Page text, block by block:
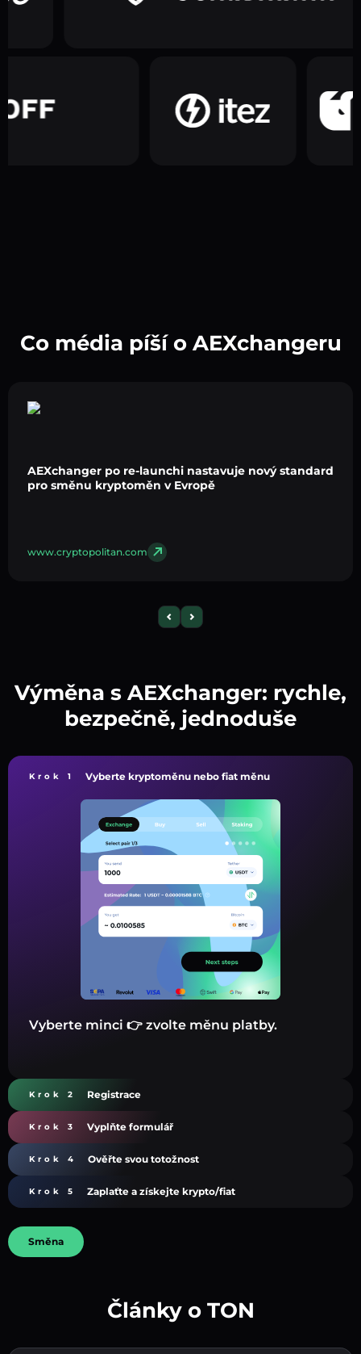
Co média píší o AEXchangeru
AEXchanger po re-launchi nastavuje nový standard
pro směnu kryptoměn v Evropě
www.cryptopolitan.com
Výměna s AEXchanger: rychle,
bezpečně, jednoduše
Krok 1 Vyberte kryptoměnu nebo fiat měnu
Vyberte minci 👉 zvolte měnu platby.
Krok 2 Registrace
Krok 3 Vyplňte formulář
Krok 4 Ověřte svou totožnost
Krok 5 Zaplaťte a získejte krypto/fiat
Směna
Články o TON